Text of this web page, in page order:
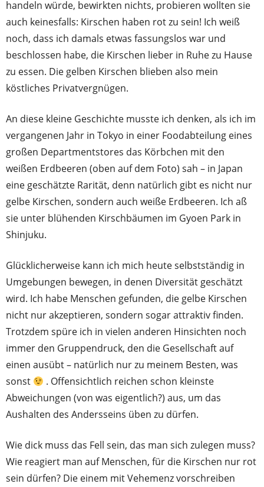
handeln würde, bewirkten nichts, probieren wollten sie
auch keinesfalls: Kirschen haben rot zu sein! Ich weiß
noch, dass ich damals etwas fassungslos war und
beschlossen habe, die Kirschen lieber in Ruhe zu Hause
zu essen. Die gelben Kirschen blieben also mein
köstliches Privatvergnügen.
An diese kleine Geschichte musste ich denken, als ich im
vergangenen Jahr in Tokyo in einer Foodabteilung eines
großen Departmentstores das Körbchen mit den
weißen Erdbeeren (oben auf dem Foto) sah – in Japan
eine geschätzte Rarität, denn natürlich gibt es nicht nur
gelbe Kirschen, sondern auch weiße Erdbeeren. Ich aß
sie unter blühenden Kirschbäumen im Gyoen Park in
Shinjuku.
Glücklicherweise kann ich mich heute selbstständig in
Umgebungen bewegen, in denen Diversität geschätzt
wird. Ich habe Menschen gefunden, die gelbe Kirschen
nicht nur akzeptieren, sondern sogar attraktiv finden.
Trotzdem spüre ich in vielen anderen Hinsichten noch
immer den Gruppendruck, den die Gesellschaft auf
einen ausübt – natürlich nur zu meinem Besten, was
sonst
. Offensichtlich reichen schon kleinste
Abweichungen (von was eigentlich?) aus, um das
Aushalten des Andersseins üben zu dürfen.
Wie dick muss das Fell sein, das man sich zulegen muss?
Wie reagiert man auf Menschen, für die Kirschen nur rot
sein dürfen? Die einem mit Vehemenz vorschreiben